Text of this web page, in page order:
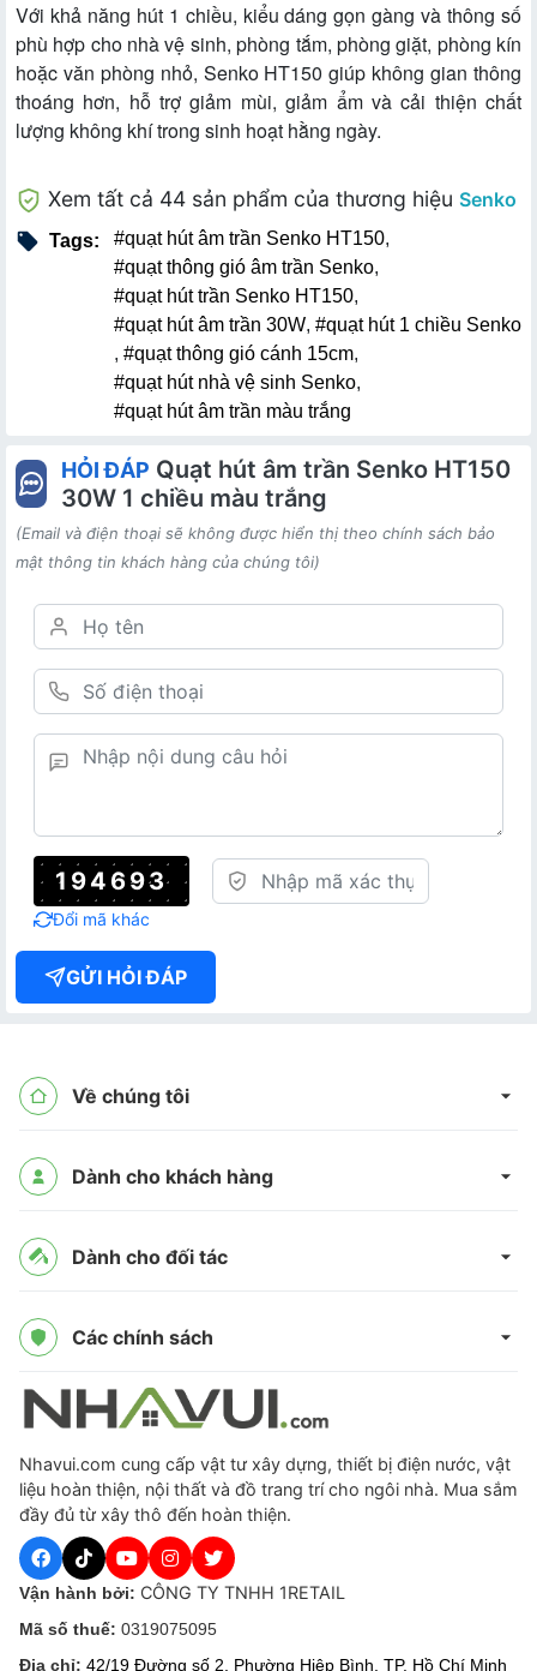
Với khả năng hút 1 chiều, kiểu dáng gọn gàng và thông số
phù hợp cho nhà vệ sinh, phòng tắm, phòng giặt, phòng kín
hoặc văn phòng nhỏ, Senko HT150 giúp không gian thông
thoáng hơn, hỗ trợ giảm mùi, giảm ẩm và cải thiện chất
lượng không khí trong sinh hoạt hằng ngày.
Xem tất cả 44 sản phẩm của thương hiệu Senko
Tags: #quạt hút âm trần Senko HT150,
#quạt thông gió âm trần Senko,
#quạt hút trần Senko HT150,
#quạt hút âm trần 30W, #quạt hút 1 chiều Senko
, #quạt thông gió cánh 15cm,
#quạt hút nhà vệ sinh Senko,
#quạt hút âm trần màu trắng
HỎI ĐÁP Quạt hút âm trần Senko HT150
30W 1 chiều màu trắng
(Email và điện thoại sẽ không được hiển thị theo chính sách bảo
mật thông tin khách hàng của chúng tôi)
194693
Đổi mã khác
GỬI HỎI ĐÁP
Về chúng tôi
Dành cho khách hàng
Dành cho đối tác
Các chính sách
Nhavui.com cung cấp vật tư xây dựng, thiết bị điện nước, vật
liệu hoàn thiện, nội thất và đồ trang trí cho ngôi nhà. Mua sắm
đầy đủ từ xây thô đến hoàn thiện.
Vận hành bởi: CÔNG TY TNHH 1RETAIL
Mã số thuế: 0319075095
Địa chỉ: 42/19 Đường số 2, Phường Hiệp Bình, TP. Hồ Chí Minh